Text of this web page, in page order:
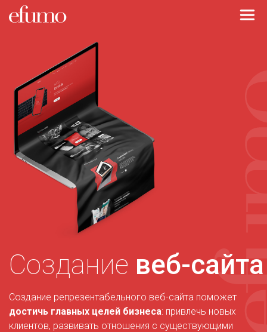
Создание веб-сайта
Создание репрезентабельного веб-сайта поможет
достичь главных целей бизнеса: привлечь новых
клиентов, развивать отношения с существующими